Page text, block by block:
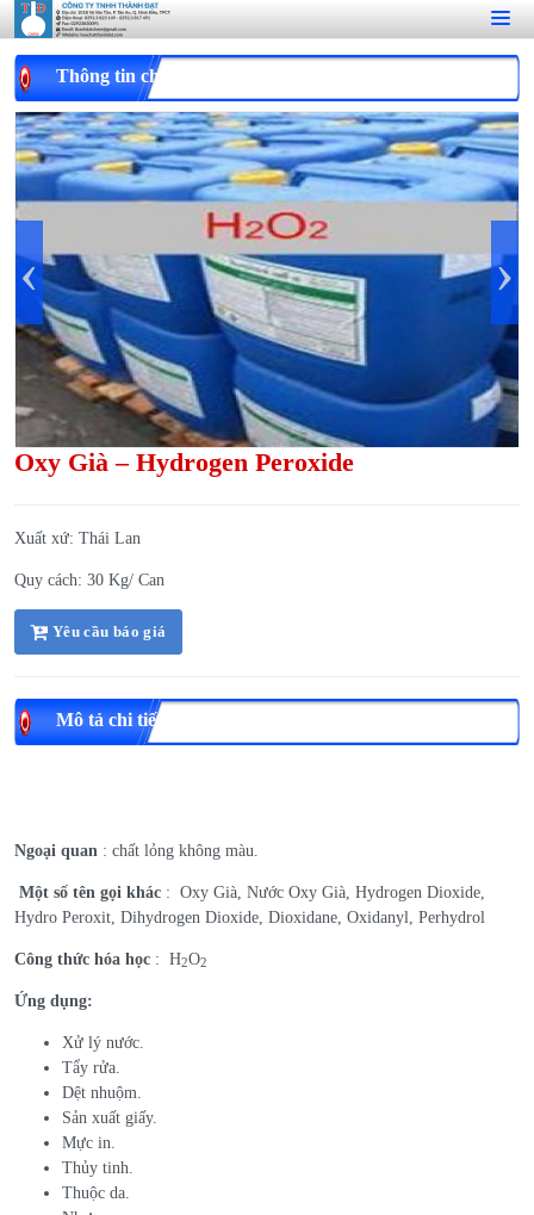
Thông tin chi tiết
‹ ›
Oxy Già – Hydrogen Peroxide
Xuất xứ: Thái Lan
Quy cách: 30 Kg/ Can
Yêu cầu báo giá
Mô tả chi tiết
Ngoại quan : chất lỏng không màu.
Một số tên gọi khác : Oxy Già, Nước Oxy Già, Hydrogen Dioxide,
Hydro Peroxit, Dihydrogen Dioxide, Dioxidane, Oxidanyl, Perhydrol
Công thức hóa học : H2O2
Ứng dụng:
Xử lý nước.
Tẩy rửa.
Dệt nhuộm.
Sản xuất giấy.
Mực in.
Thủy tinh.
Thuộc da.